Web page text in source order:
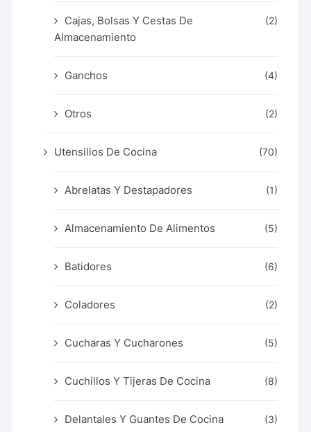
Cajas, Bolsas Y Cestas De
Almacenamiento
(2)
Ganchos (4)
Otros (2)
Utensilios De Cocina (70)
Abrelatas Y Destapadores (1)
Almacenamiento De Alimentos (5)
Batidores (6)
Coladores (2)
Cucharas Y Cucharones (5)
Cuchillos Y Tijeras De Cocina (8)
Delantales Y Guantes De Cocina (3)